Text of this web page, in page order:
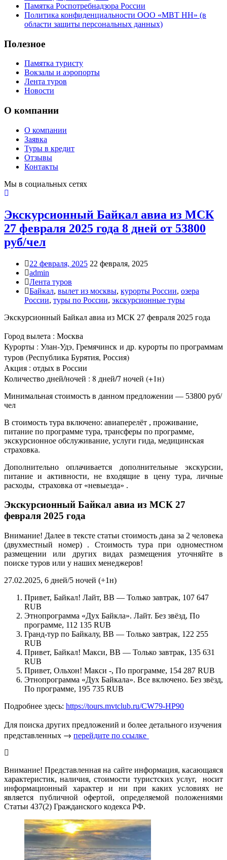
Памятка Роспотребнадзора России
Политика конфиденциальности ООО «МВТ НН» (в
области защиты персональных данных)
Полезное
Памятка туристу
Вокзалы и аэропорты
Лента туров
Новости
О компании
О компании
Заявка
Туры в кредит
Отзывы
Контакты
Мы в социальных сетях
Экскурсионный Байкал авиа из МСК
27 февраля 2025 года 8 дней от 53800
руб/чел
22 февраля, 2025 22 февраля, 2025
admin
Лента туров
Байкал, вылет из москвы, курорты России, озера
России, туры по России, экскурсионные туры
Экскурсионный Байкал авиа из МСК 27 февраля 2025 года
Город вылета : Москва
Курорты : Улан-Удэ, Гремячинск и др. курорты по программам
туров (Республика Бурятия, Россия)
Акция : отдых в России
Количество дней/ночей : 8 дней/7 ночей (+1н)
Минимальная стоимость в данном предложении — 53800 руб/
чел
В стоимость тура включено: авиаперелёт , проживание,
питание по программе тура, трансферы по программе,
экскурсионное обслуживание, услуги гида, медицинская
страховка.
Дополнительно оплачивается дополнительные экскурсии,
питание и активности, не входящие в цену тура, личные
расходы, страховка от «невыезда» .
Экскурсионный Байкал авиа из МСК 27
февраля 2025 года
Внимание! Далее в тексте статьи стоимость дана за 2 человека
(двухместный номер) . Стоимость тура при одноместном
размещении или других видах размещения уточняйте в
поиске туров или у наших менеджеров!
27.02.2025, 6 дней/5 ночей (+1н)
Привет, Байкал! Лайт, BB — Только завтрак, 107 647
RUB
Этнопрограмма «Дух Байкла». Лайт. Без звёзд, По
программе, 112 135 RUB
Гранд-тур по Байкалу, BB — Только завтрак, 122 255
RUB
Привет, Байкал! Макси, BB — Только завтрак, 135 631
RUB
Привет, Ольхон! Макси -, По программе, 154 287 RUB
Этнопрограмма «Дух Байкала». Все включено. Без звёзд,
По программе, 195 735 RUB
Подробнее здесь: https://tours.mvtclub.ru/CW79-HP90
Для поиска других предложений и более детального изучения
представленных → перейдите по ссылке
Внимание! Представленная на сайте информация, касающаяся
характеристик, наличия, стоимости туристских услуг, носит
информационный характер и ни при каких условиях не
является публичной офертой, определяемой положениями
Статьи 437(2) Гражданского кодекса РФ.